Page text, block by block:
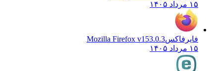
۱۵ مرداد ۱۴۰۵
فایرفاکسMozilla Firefox v153.0.3
۱۵ مرداد ۱۴۰۵